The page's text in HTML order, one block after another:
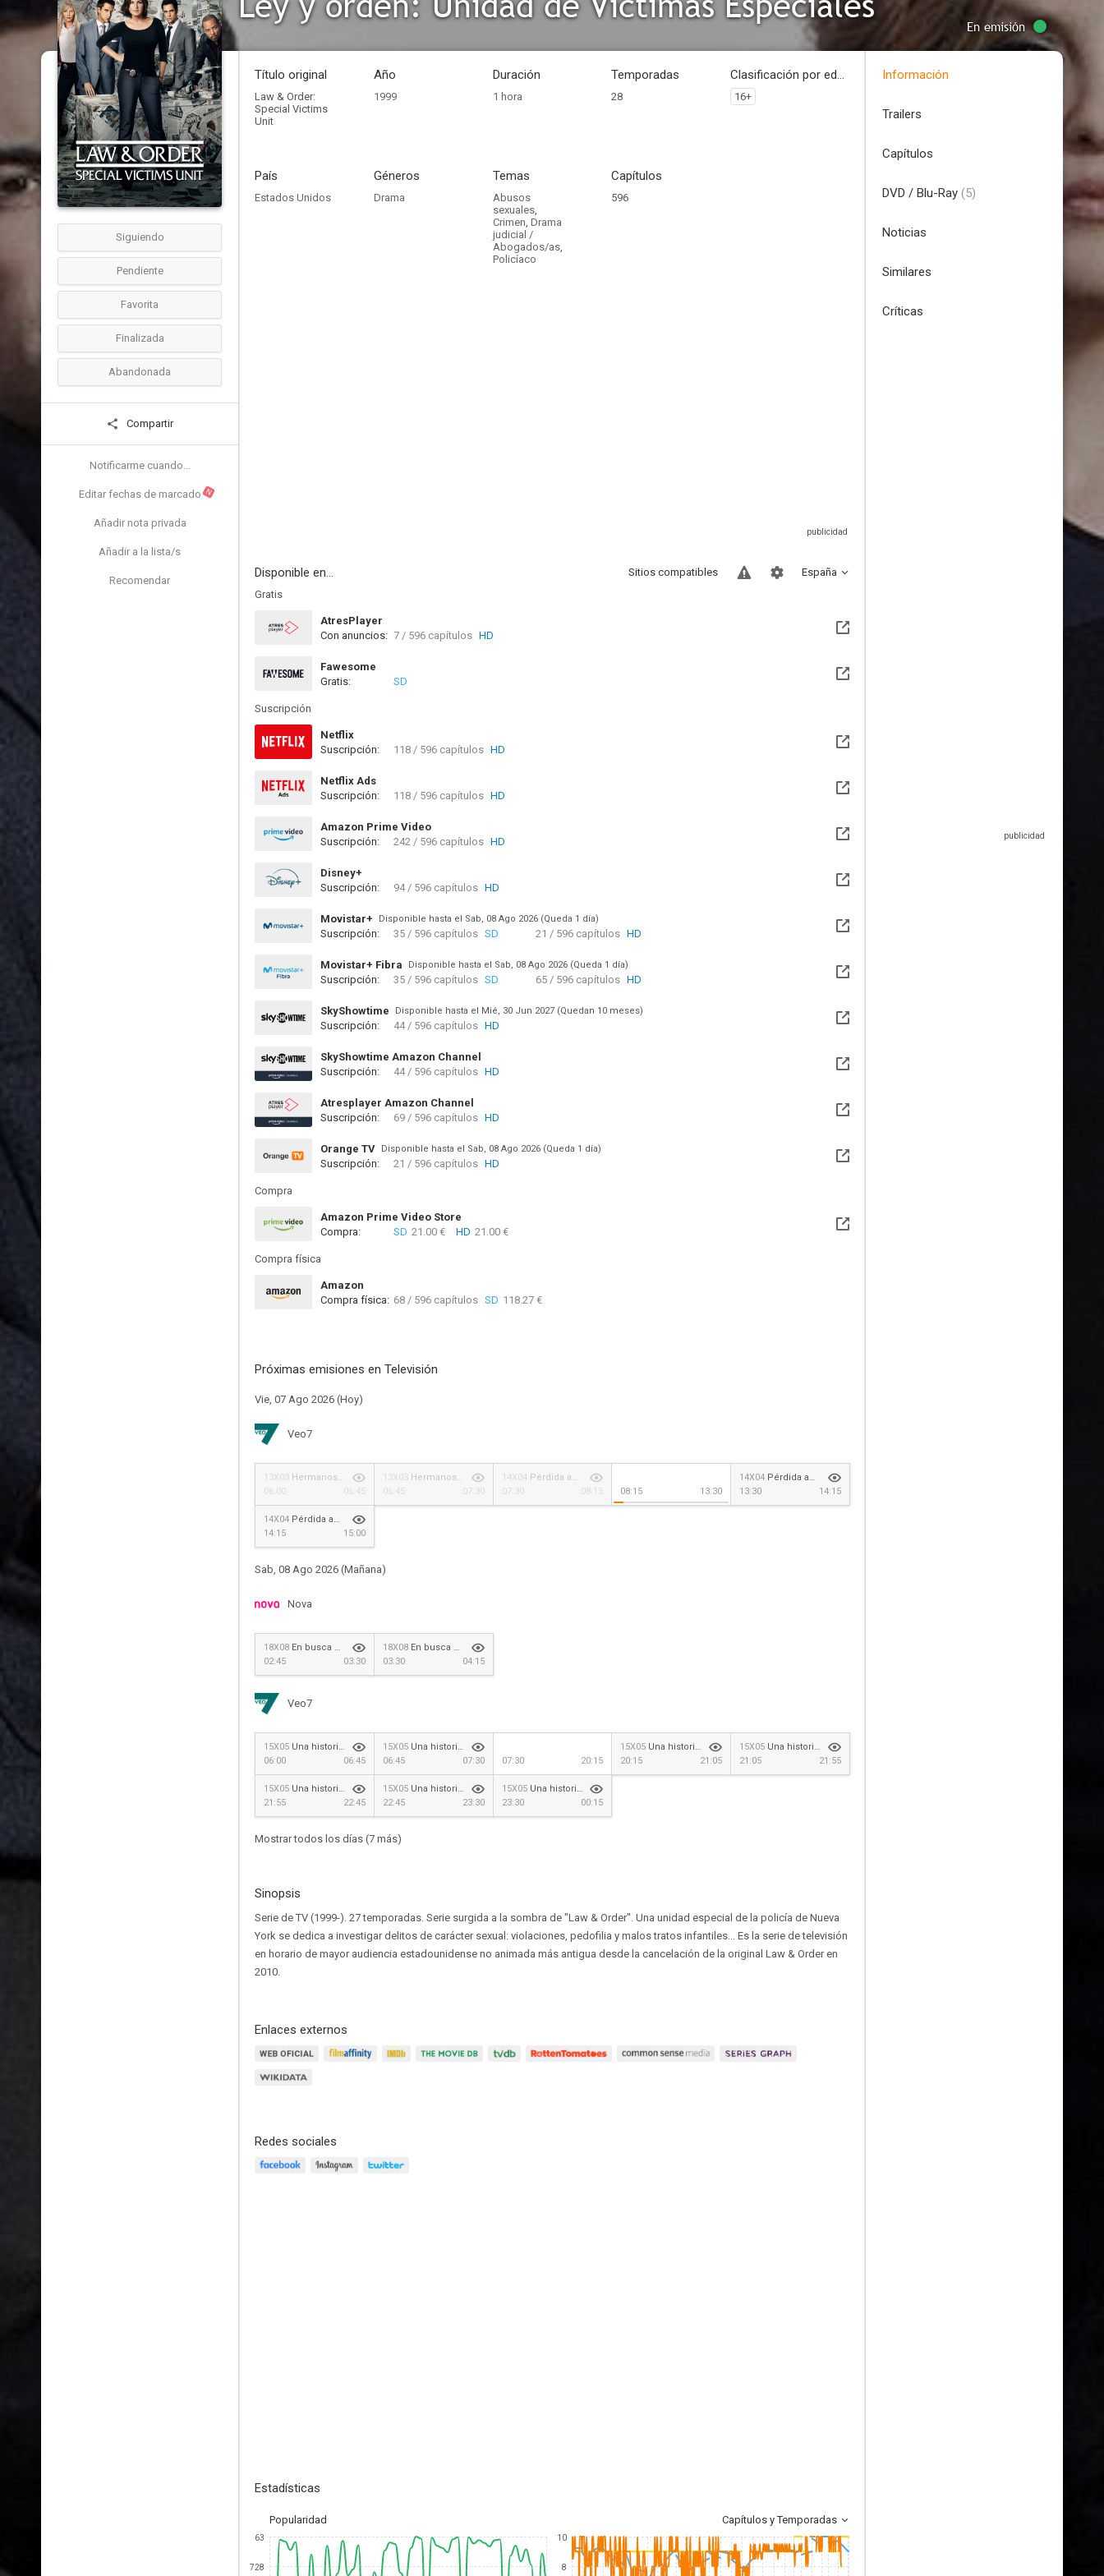
En emisión
Siguiendo
Pendiente
Favorita
Finalizada
Abandonada
Compartir
Notificarme cuando...
Editar fechas de marcado N
Añadir nota privada
Añadir a la lista/s
Recomendar
Título original
Law & Order:
Special Victims
Unit
Año
1999
Duración
1 hora
Temporadas
28
Clasificación por edades
16+
País
Estados Unidos
Géneros
Drama
Temas
Abusos
sexuales,
Crimen, Drama
judicial /
Abogados/as,
Policíaco
Capítulos
596
Disponible en... España
Sitios compatibles
Gratis
AtresPlayer
Con anuncios: 7 / 596 capítulos HD
Fawesome
Gratis:
SD
Suscripción
Netflix
Suscripción:
118 / 596 capítulos HD
Netflix Ads
Suscripción:
118 / 596 capítulos HD
Amazon Prime Video
Suscripción:
242 / 596 capítulos HD
Disney+
Suscripción:
94 / 596 capítulos HD
Movistar+ Disponible hasta el Sab, 08 Ago 2026 (Queda 1 día)
Suscripción: 35 / 596 capítulos SD 21 / 596 capítulos HD
Movistar+ Fibra Disponible hasta el Sab, 08 Ago 2026 (Queda 1 día)
Suscripción: 35 / 596 capítulos SD 65 / 596 capítulos HD
SkyShowtime Disponible hasta el Mié, 30 Jun 2027 (Quedan 10 meses)
Suscripción: 44 / 596 capítulos HD
SkyShowtime Amazon Channel
Suscripción:
44 / 596 capítulos HD
Atresplayer Amazon Channel
Suscripción:
69 / 596 capítulos HD
Orange TV Disponible hasta el Sab, 08 Ago 2026 (Queda 1 día)
Suscripción: 21 / 596 capítulos HD
Compra
Amazon Prime Video Store
Compra:
SD 21.00 € HD 21.00 €
Compra física
Amazon
Compra física: 68 / 596 capítulos SD 118.27 €
Próximas emisiones en Televisión
Vie, 07 Ago 2026 (Hoy)
Veo7
13X03 Hermanos de sangre
06:00
06:45
13X03Hermanos de sangre
06:45
07:30
14X04 Pérdida aceptable
07:30
08:15 08:15 13:30
14X04 Pérdida aceptable
13:30
14:15
14X04 Pérdida aceptable
14:15
15:00
Sab, 08 Ago 2026 (Mañana)
Nova
18X08 En busca de Theo
02:45
03:30
18X08En busca de Theo
03:30
04:15
Veo7
15X05 Una historia del pais de las maravillas
06:00
06:45
15X05Una historia del pais de las maravillas
06:45
07:30 07:30 20:15
15X05 Una historia del pais de las maravillas
20:15
21:05
15X05 Una historia del pais de las maravillas
21:05
21:55
15X05 Una historia del pais de las maravillas
21:55
22:45
15X05Una historia del pais de las maravillas
22:45
23:30
15X05Una historia del pais de las maravillas
23:30
00:15
Mostrar todos los días (7 más)
Sinopsis
Serie de TV (1999-). 27 temporadas. Serie surgida a la sombra de "Law & Order". Una unidad especial de la policía de Nueva
York se dedica a investigar delitos de carácter sexual: violaciones, pedofilia y malos tratos infantiles... Es la serie de televisión
en horario de mayor audiencia estadounidense no animada más antigua desde la cancelación de la original Law & Order en
2010.
Enlaces externos
Redes sociales
Estadísticas
Popularidad Capítulos y Temporadas
63
728
10
8
Información
Trailers
Capítulos
DVD / Blu-Ray (5)
Noticias
Similares
Críticas